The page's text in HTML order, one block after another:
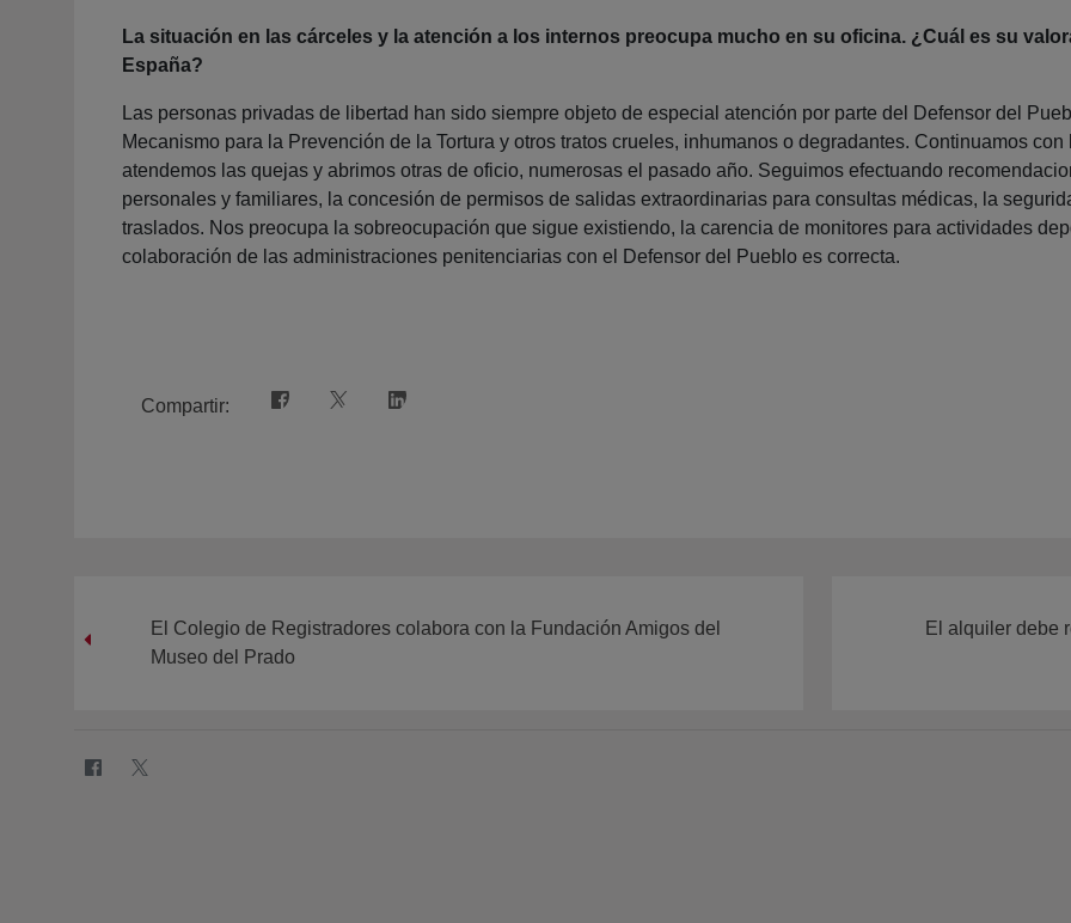
La situación en las cárceles y la atención a los internos preocupa mucho en su oficina. ¿Cuál es su
España?
Las personas privadas de libertad han sido siempre objeto de especial atención por parte del Defensor del
Mecanismo para la Prevención de la Tortura y otros tratos crueles, inhumanos o degradantes. Continuamos
atendemos las quejas y abrimos otras de oficio, numerosas el pasado año. Seguimos efectuando
personales y familiares, la concesión de permisos de salidas extraordinarias para consultas médicas, la
traslados. Nos preocupa la sobreocupación que sigue existiendo, la carencia de monitores para actividades
colaboración de las administraciones penitenciarias con el Defensor del Pueblo es correcta.
Compartir:
El Colegio de Registradores colabora con la Fundación Amigos del
Museo del Prado
El alquiler debe